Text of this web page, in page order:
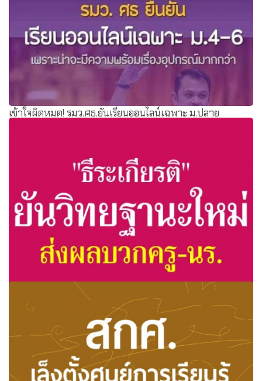
เข้าใจผิดหมด! รมว.ศธ.ยันเรียนออนไลน์เฉพาะ ม.ปลาย
"ธีระเกียรติ"ยันวิทยฐานะใหม่ส่งผลบวกครู-นร. ปลุกพัฒนาครู